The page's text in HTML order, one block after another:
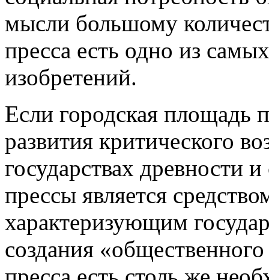
мысли большому
пресса есть одно из
изобретений.
Если городская площадь
развития критического
государствах древности
прессы является
характеризующим
создания